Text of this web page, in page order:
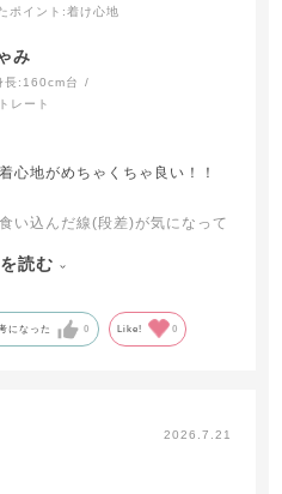
ポイント :着け心地
み
長: 160cm台
レート
心地がめちゃくちゃ良い！！
い込んだ線(段差)が気になって
れます
段差が無いだけでスッキリし
読む
になった 0 Like! 0
2026.7.21